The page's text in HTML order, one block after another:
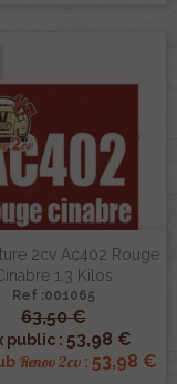
2cv Ac402 Rouge
1.3 Kilos
Ref :001065
63,50 €
public : 53,98 €
Renov 2cv : 53,98 €